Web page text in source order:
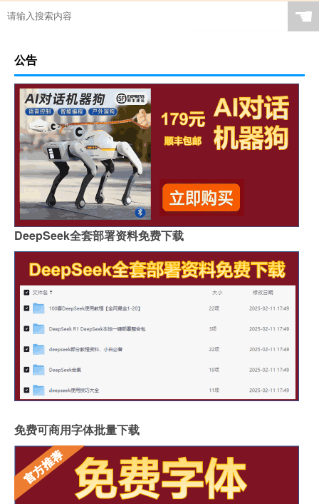
☚
公告
DeepSeek全套部署资料免费下载
免费可商用字体批量下载